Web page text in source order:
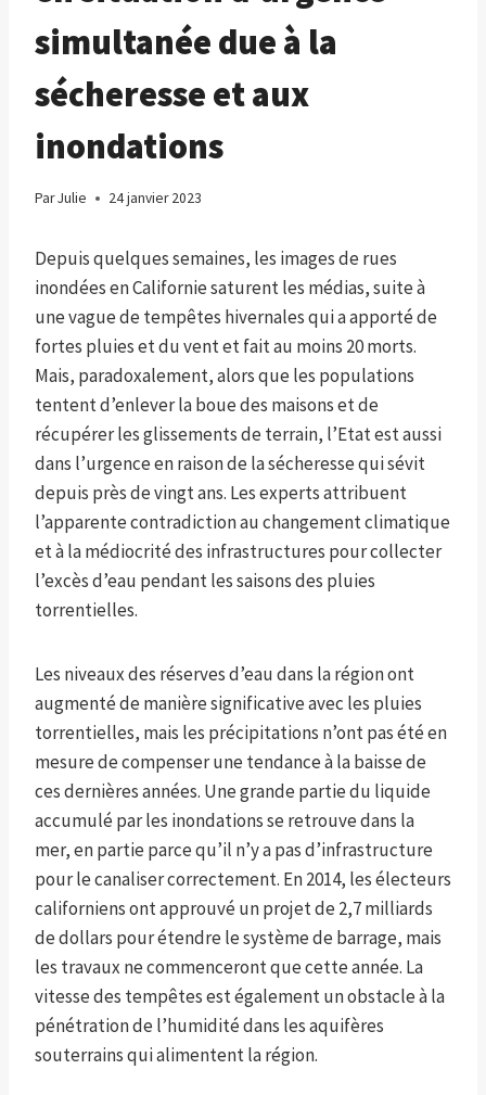
simultanée due à la
sécheresse et aux
inondations
ParJulie 24 janvier 2023
Depuis quelques semaines, les images de rues
inondées en Californie saturent les médias, suite à
une vague de tempêtes hivernales qui a apporté de
fortes pluies et du vent et fait au moins 20 morts.
Mais, paradoxalement, alors que les populations
tentent d’enlever la boue des maisons et de
récupérer les glissements de terrain, l’Etat est aussi
dans l’urgence en raison de la sécheresse qui sévit
depuis près de vingt ans. Les experts attribuent
l’apparente contradiction au changement climatique
et à la médiocrité des infrastructures pour collecter
l’excès d’eau pendant les saisons des pluies
torrentielles.
Les niveaux des réserves d’eau dans la région ont
augmenté de manière significative avec les pluies
torrentielles, mais les précipitations n’ont pas été en
mesure de compenser une tendance à la baisse de
ces dernières années. Une grande partie du liquide
accumulé par les inondations se retrouve dans la
mer, en partie parce qu’il n’y a pas d’infrastructure
pour le canaliser correctement. En 2014, les électeurs
californiens ont approuvé un projet de 2,7 milliards
de dollars pour étendre le système de barrage, mais
les travaux ne commenceront que cette année. La
vitesse des tempêtes est également un obstacle à la
pénétration de l’humidité dans les aquifères
souterrains qui alimentent la région.